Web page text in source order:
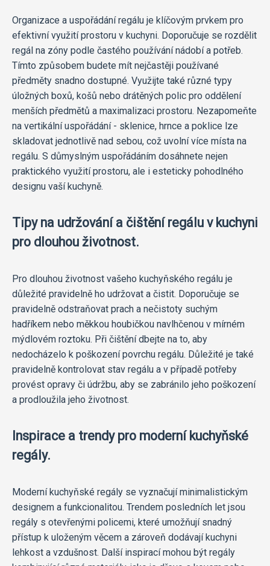
Organizace a uspořádání regálu je klíčovým prvkem pro
efektivní využití prostoru v kuchyni. Doporučuje se rozdělit
regál na zóny podle častého používání nádobí a potřeb.
Tímto způsobem budete mít nejčastěji používané
předměty snadno dostupné. Využijte také různé typy
úložných boxů, košů nebo drátěných polic pro oddělení
menších předmětů a maximalizaci prostoru. Nezapomeňte
na vertikální uspořádání - sklenice, hrnce a poklice lze
skladovat jednotlivě nad sebou, což uvolní více místa na
regálu. S důmyslným uspořádáním dosáhnete nejen
praktického využití prostoru, ale i esteticky pohodlného
designu vaší kuchyně.
Tipy na udržování a čištění regálu v kuchyni
pro dlouhou životnost.
Pro dlouhou životnost vašeho kuchyňského regálu je
důležité pravidelně ho udržovat a čistit. Doporučuje se
pravidelně odstraňovat prach a nečistoty suchým
hadříkem nebo měkkou houbičkou navlhčenou v mírném
mýdlovém roztoku. Při čištění dbejte na to, aby
nedocházelo k poškození povrchu regálu. Důležité je také
pravidelně kontrolovat stav regálu a v případě potřeby
provést opravy či údržbu, aby se zabránilo jeho poškození
a prodloužila jeho životnost.
Inspirace a trendy pro moderní kuchyňské
regály.
Moderní kuchyňské regály se vyznačují minimalistickým
designem a funkcionalitou. Trendem posledních let jsou
regály s otevřenými policemi, které umožňují snadný
přístup k uloženým věcem a zároveň dodávají kuchyni
lehkost a vzdušnost. Další inspirací mohou být regály